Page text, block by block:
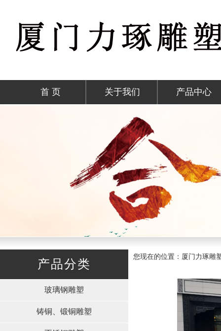
首 页 关于我们 产品中心
产品分类
玻璃钢雕塑
铸铜、锻铜雕塑
您现在的位置：厦门力琢雕